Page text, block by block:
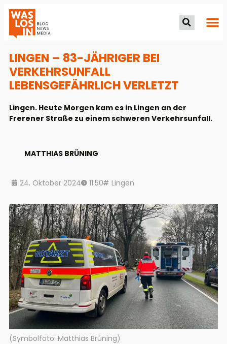
LINGEN – 83-JÄHRIGER BEI
VERKEHRSUNFALL
LEBENSGEFÄHRLICH VERLETZT
Lingen. Heute Morgen kam es in Lingen an der
Frerener Straße zu einem schweren Verkehrsunfall.
MATTHIAS BRÜNING
24. Oktober 2024 11:50 Lingen
(Symbolfoto: Matthias Brüning)